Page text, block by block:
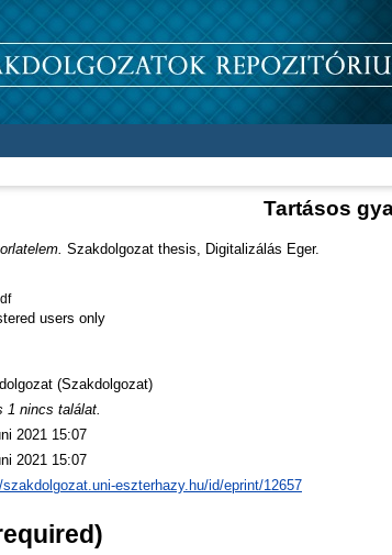
Tartásos
Szakdolgozat thesis, Digitalizálás Eger.
users only
(Szakdolgozat)
1 nincs találat.
2021 15:07
2021 15:07
szakdolgozat.uni-eszterhazy.hu/id/eprint/12657